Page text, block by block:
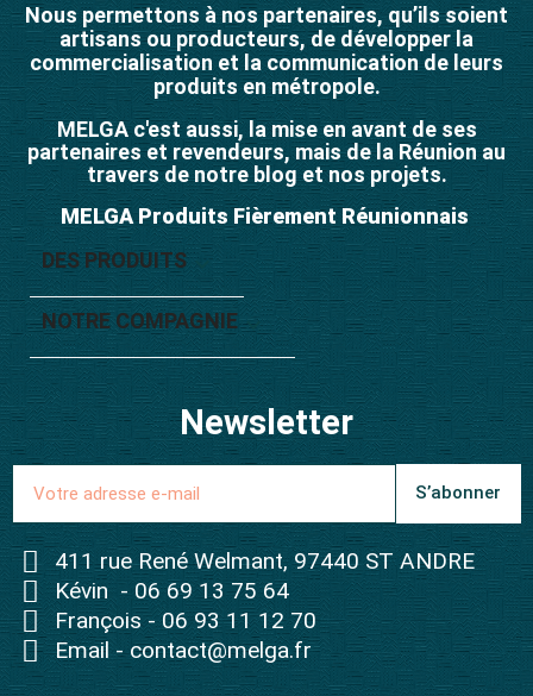
DES PRODUITS
NOTRE COMPAGNIE
Nous permettons à nos partenaires, qu’ils soient
artisans ou producteurs, de développer la
commercialisation et la communication de leurs
produits en métropole.
MELGA c'est aussi, la mise en avant de ses
partenaires et revendeurs, mais de la Réunion au
travers de notre blog et nos projets.
MELGA Produits Fièrement Réunionnais
Newsletter
S’abonner
411 rue René Welmant, 97440 ST ANDRE
Kévin - 06 69 13 75 64
François - 06 93 11 12 70
Email - contact@melga.fr